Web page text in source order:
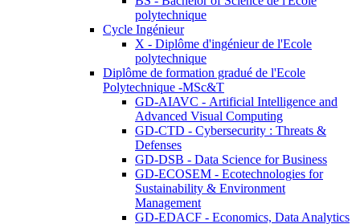
polytechnique
Cycle Ingénieur
X - Diplôme d'ingénieur de l'Ecole
polytechnique
Diplôme de formation gradué de l'Ecole
Polytechnique -MSc&T
GD-AIAVC - Artificial Intelligence and
Advanced Visual Computing
GD-CTD - Cybersecurity : Threats &
Defenses
GD-DSB - Data Science for Business
GD-ECOSEM - Ecotechnologies for
Sustainability & Environment
Management
GD-EDACF - Economics, Data Analytics